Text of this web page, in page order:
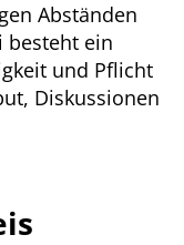
Abständen
besteht ein
und Pflicht
Diskussionen